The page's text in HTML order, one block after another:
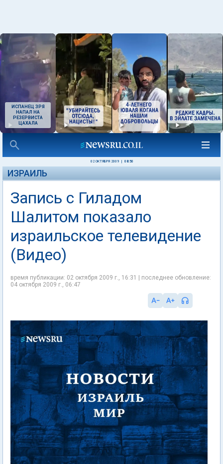
ИСПАНЕЦ ЗРЯ
НАПАЛ НА
РЕЗЕРВИСТА
ЦАХАЛА
02 ОКТЯБРЯ 2009 08:50
ИЗРАИЛЬ
Запись с Гиладом
Шалитом показало
израильское телевидение
(Видео)
время публикации: 02 октября 2009 г., 16:31 | последнее обновление:
04 октября 2009 г., 06:47